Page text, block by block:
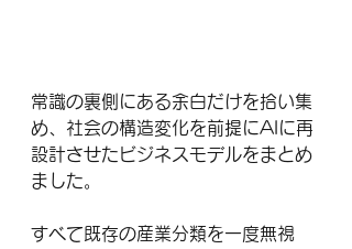
常識の裏側にある余白だけを拾い集
め、社会の構造変化を前提にAIに再
設計させたビジネスモデルをまとめ
ました。
すべて既存の産業分類を一度無視